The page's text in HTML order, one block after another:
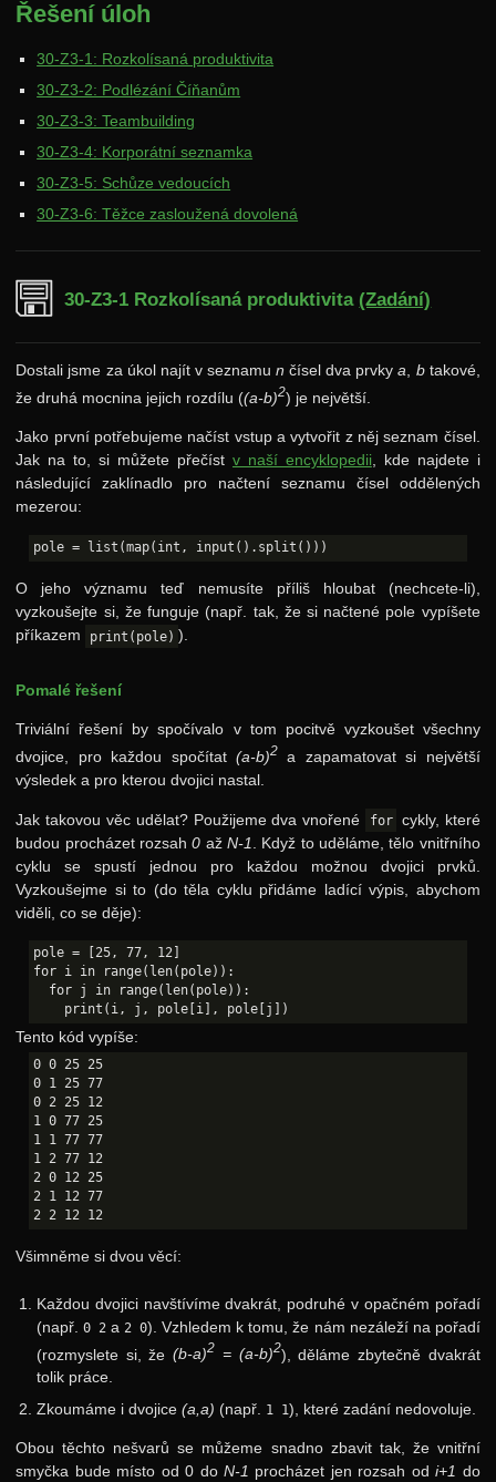
Řešení úloh
30-Z3-1: Rozkolísaná produktivita
30-Z3-2: Podlézání Číňanům
30-Z3-3: Teambuilding
30-Z3-4: Korporátní seznamka
30-Z3-5: Schůze vedoucích
30-Z3-6: Těžce zasloužená dovolená
30-Z3-1 Rozkolísaná produktivita (Zadání)
Dostali jsme za úkol najít v seznamun čísel dva prvkya, btakové,
že druhá mocnina jejich rozdílu ((a-b)2) je největší.
Jako první potřebujeme načíst vstup a vytvořit z něj seznam čísel.
Jak na to, si můžete přečíst v naší encyklopedii, kde najdete i
následující zaklínadlo pro načtení seznamu čísel oddělených
mezerou:
O jeho významu teď nemusíte příliš hloubat (nechcete-li),
vyzkoušejte si, že funguje (např. tak, že si načtené pole vypíšete
příkazem
print(pole) ).
Pomalé řešení
Triviální řešení by spočívalo v tom pocitvě vyzkoušet všechny
dvojice, pro každou spočítat (a-b)2 a zapamatovat si největší
výsledek a pro kterou dvojici nastal.
Jak takovou věc udělat? Použijeme dva vnořené for
cykly, které
budou procházet rozsah0 ažN-1
. Když to uděláme, tělo vnitřního
cyklu se spustí jednou pro každou možnou dvojici prvků.
Vyzkoušejme si to (do těla cyklu přidáme ladící výpis, abychom
viděli, co se děje):
pole = [25, 77, 12]
for i in range(len(pole)):
  for j in range(len(pole)):
Tento kód vypíše:
0 0 25 25
0 1 25 77
0 2 25 12
1 0 77 25
1 1 77 77
1 2 77 12
2 0 12 25
2 1 12 77
2 2 12 12
Všimněme si dvou věcí:
Každou dvojici navštívíme dvakrát, podruhé v opačném pořadí
(např.0 2 a 2 0). Vzhledem k tomu, že nám nezáleží na pořadí
(rozmyslete si, že(b-a)2 = (a-b)2), děláme zbytečně dvakrát
tolik práce.
Zkoumáme i dvojice(a,a) (např. 1 1), které zadání nedovoluje.
Obou těchto nešvarů se můžeme snadno zbavit tak, že vnitřní
smyčka bude místo od 0 do N-1 procházet jen rozsah odi+1 do
37. ročník: 24/25
35. ročník: 22/23
34. ročník: 21/22
33. ročník: 20/21
31. ročník: 18/19
Zadání 1. série
Řešení
Výsledky
Zadání 2. série
Zadání 3. série
Řešení
Výsledky
29. ročník: 16/17
28. ročník: 15/16
27. ročník: 14/15